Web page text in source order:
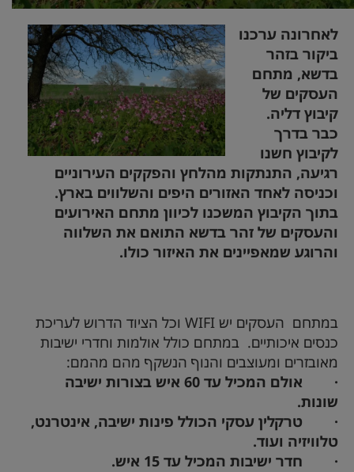
לאחרונה ערכנו
ביקור בזהר
בדשא, מתחם
העסקים של
קיבוץ דליה.
כבר בדרך
לקיבוץ חשנו
רגיעה, התנתקות מהלחץ והפקקים העירוניים
וכניסה לאחד האזורים היפים והשלווים בארץ.
בתוך הקיבוץ המשכנו לכיוון מתחם האירועים
והעסקים של זהר בדשא התואם את השלווה
והרוגע שמאפיינים את האיזור כולו.
במתחם העסקים יש WIFI וכל הציוד הדרוש לעריכת
כנסים איכותיים. במתחם כולל אולמות וחדרי ישיבות
מאובזרים ומעוצבים והנוף הנשקף מהם מהמם:
·
אולם המכיל עד 60 איש בצורות ישיבה
שונות.
·
טרקלין עסקי הכולל פינות ישיבה, אינטרנט,
טלוויזיה ועוד.
·
חדר ישיבות המכיל עד 15 איש.